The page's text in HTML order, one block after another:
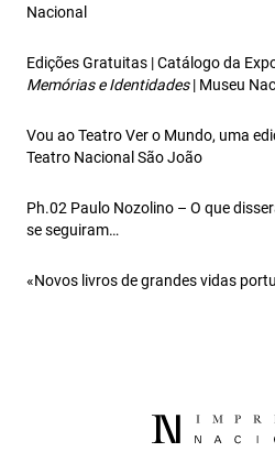
Nacional
Edições Gratuitas | Catálogo da
Memórias e Identidades| Museu
Vou ao Teatro Ver o Mundo, uma
Teatro Nacional São João
Ph.02 Paulo Nozolino – O que
se seguiram…
«Novos livros de grandes vidas